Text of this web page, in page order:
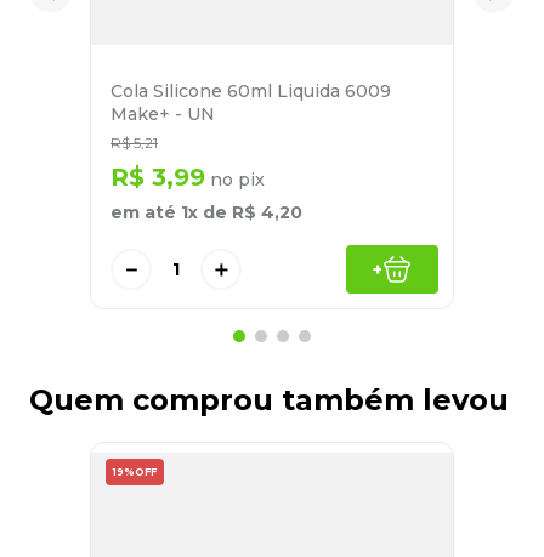
Cola Silicone 60ml Liquida 6009
Make+ - UN
R$ 5,21
R$ 3,99 no pix
em até 1x de R$ 4,20
＋
－ +
Quem comprou também levou
19% OFF